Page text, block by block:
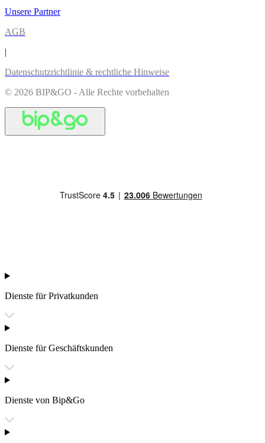
Unsere Partner
AGB
|
Datenschutzrichtlinie & rechtliche Hinweise
© 2026 BIP&GO - Alle Rechte vorbehalten
Dienste für Privatkunden
Dienste für Geschäftskunden
Dienste von Bip&Go